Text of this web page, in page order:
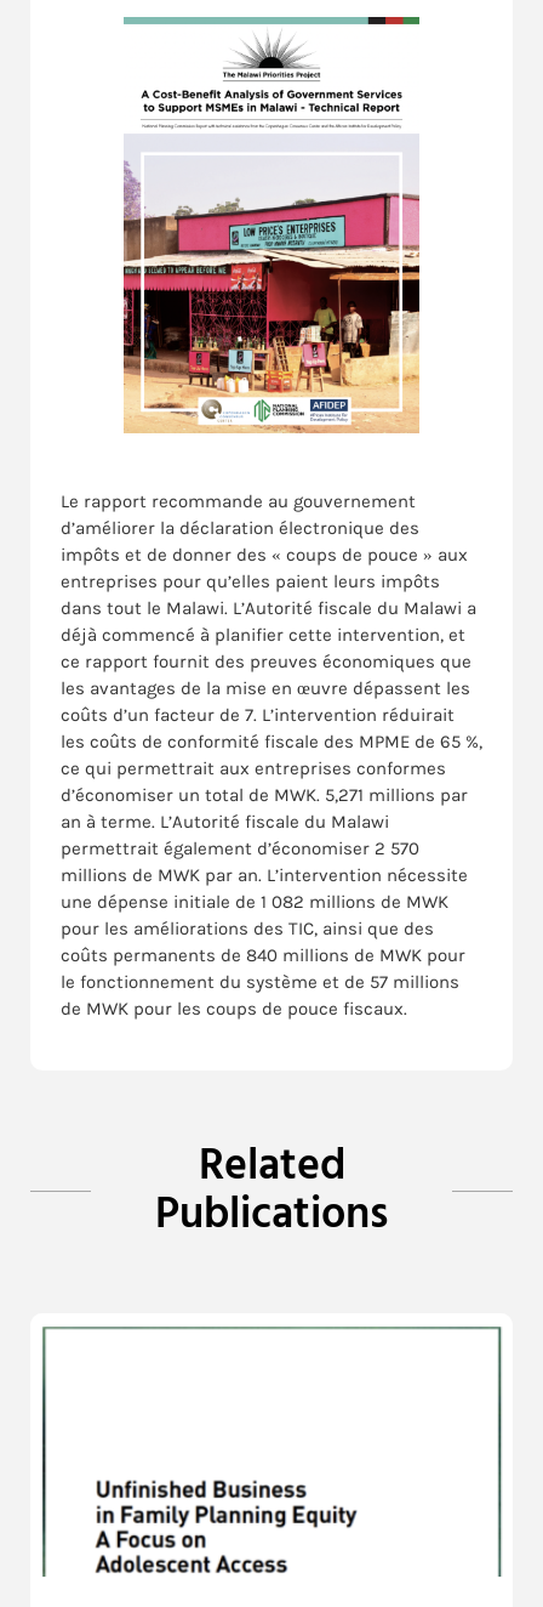
Le rapport recommande au gouvernement
d’améliorer la déclaration électronique des
impôts et de donner des « coups de pouce » aux
entreprises pour qu’elles paient leurs impôts
dans tout le Malawi. L’Autorité fiscale du Malawi a
déjà commencé à planifier cette intervention, et
ce rapport fournit des preuves économiques que
les avantages de la mise en œuvre dépassent les
coûts d’un facteur de 7. L’intervention réduirait
les coûts de conformité fiscale des MPME de 65 %,
ce qui permettrait aux entreprises conformes
d’économiser un total de MWK. 5,271 millions par
an à terme. L’Autorité fiscale du Malawi
permettrait également d’économiser 2 570
millions de MWK par an. L’intervention nécessite
une dépense initiale de 1 082 millions de MWK
pour les améliorations des TIC, ainsi que des
coûts permanents de 840 millions de MWK pour
le fonctionnement du système et de 57 millions
de MWK pour les coups de pouce fiscaux.
Related
Publications